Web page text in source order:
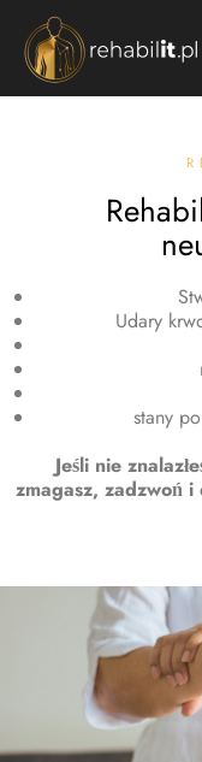
Udary
stany
Jeśli nie
zmagasz, zadzwoń